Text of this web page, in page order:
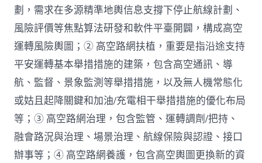
劃，需求在多源精準地輿信息支撐下停止航線計劃、
風險評價等焦點算法研發和軟件平臺開闢，構成高空
運轉風險輿圖；② 高空路網扶植，重要是指沿途支持
平安運轉基本舉措措施的建築，包含高空通訊、導
航、監督、景象監測等舉措措施，以及無人機常態化
或姑且起降關鍵和加油/充電相干舉措措施的優化布局
等；③ 高空路網治理，包含監管、運轉調劑/把持、
融會路況與治理、場景治理、航線保險與認證、接口
辦事等；④ 高空路網養護，包含高空輿圖更換新的資